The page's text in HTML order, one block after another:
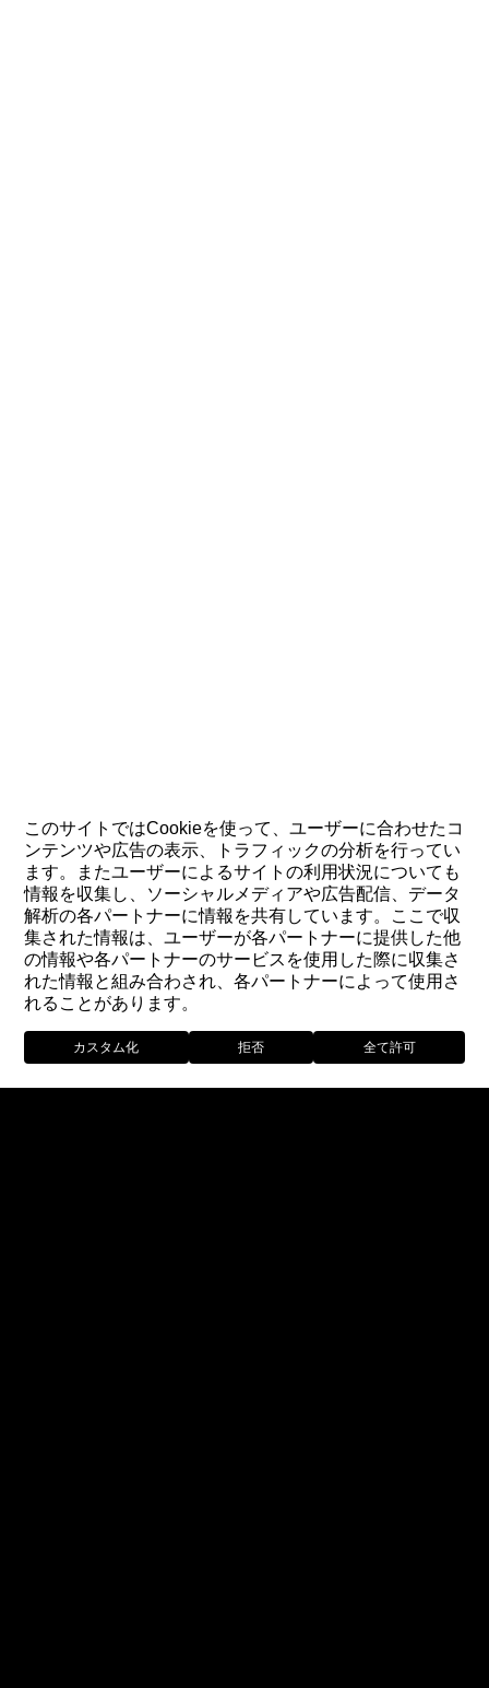
このサイトではCookieを使って、ユーザーに合わせたコ
ンテンツや広告の表示、トラフィックの分析を行ってい
ます。またユーザーによるサイトの利用状況についても
情報を収集し、ソーシャルメディアや広告配信、データ
解析の各パートナーに情報を共有しています。ここで収
集された情報は、ユーザーが各パートナーに提供した他
の情報や各パートナーのサービスを使用した際に収集さ
れた情報と組み合わされ、各パートナーによって使用さ
れることがあります。
カスタム化 拒否 全て許可